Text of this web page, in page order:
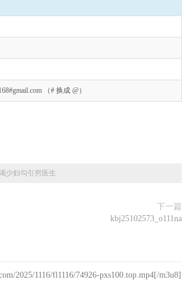
（# 换成 @）
少妇勾引穷医生
下一篇
kbj25102573_o111na
2025/1116/fl1116/74926-pxs100.top.mp4[/m3u8]